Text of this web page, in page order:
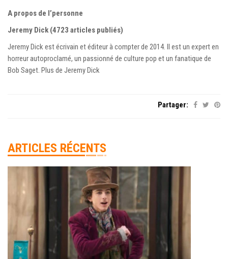
A propos de l’personne
Jeremy Dick (4723 articles publiés)
Jeremy Dick est écrivain et éditeur à compter de 2014. Il est un expert en
horreur autoproclamé, un passionné de culture pop et un fanatique de
Bob Saget. Plus de Jeremy Dick
Partager:
ARTICLES RÉCENTS